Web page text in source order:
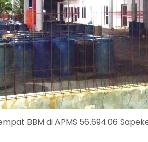
BBM di APMS 56.694.06